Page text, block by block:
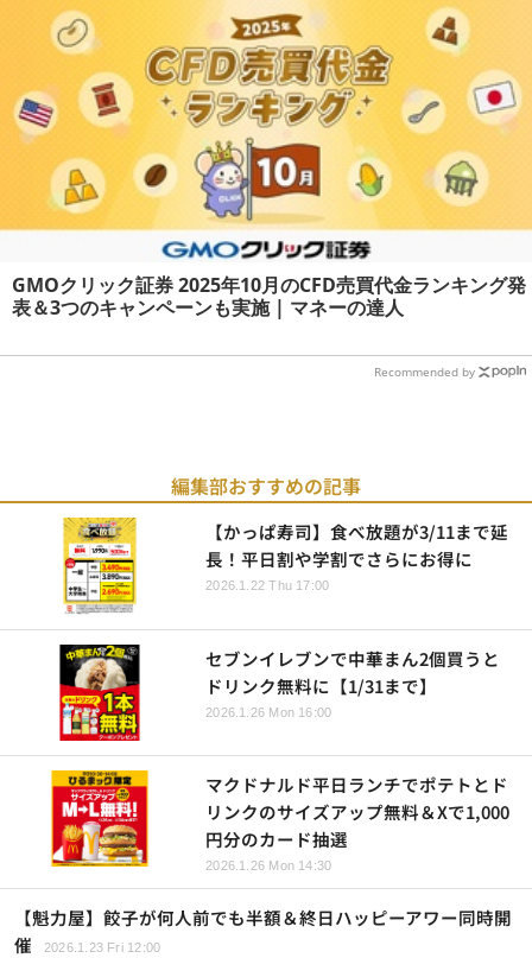
GMOクリック証券 2025年10月のCFD売買代金ランキング発
表＆3つのキャンペーンも実施 | マネーの達人
Recommended by
編集部おすすめの記事
【かっぱ寿司】食べ放題が3/11まで延
長！平日割や学割でさらにお得に
2026.1.22 Thu 17:00
セブンイレブンで中華まん2個買うと
ドリンク無料に【1/31まで】
2026.1.26 Mon 16:00
マクドナルド平日ランチでポテトとド
リンクのサイズアップ無料＆Xで1,000
円分のカード抽選
2026.1.26 Mon 14:30
【魁力屋】餃子が何人前でも半額＆終日ハッピーアワー同時開
催
2026.1.23 Fri 12:00